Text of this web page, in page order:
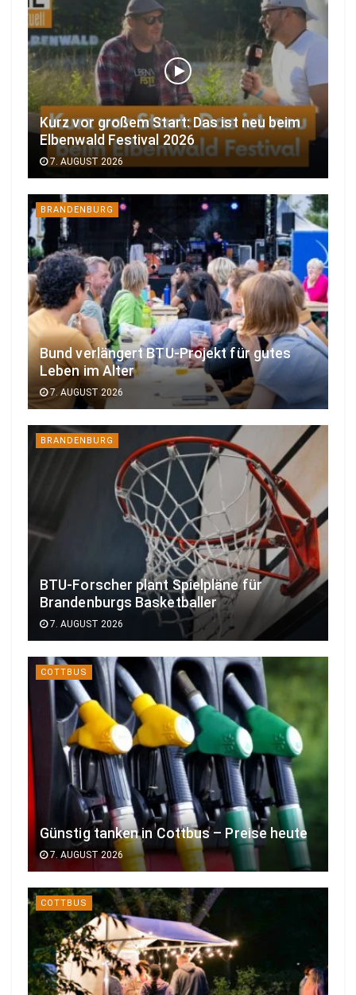
Kurz vor großem Start: Das ist neu beim
Elbenwald Festival 2026
7. AUGUST 2026
BRANDENBURG
Bund verlängert BTU-Projekt für gutes
Leben im Alter
7. AUGUST 2026
BRANDENBURG
BTU-Forscher plant Spielpläne für
Brandenburgs Basketballer
7. AUGUST 2026
COTTBUS
Günstig tanken in Cottbus – Preise heute
7. AUGUST 2026
COTTBUS